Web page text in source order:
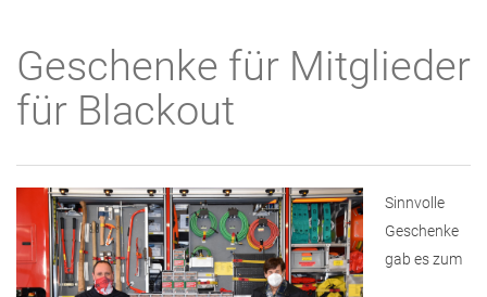
Geschenke für Mitglieder
für Blackout
Sinnvolle
Geschenke
gab es zum